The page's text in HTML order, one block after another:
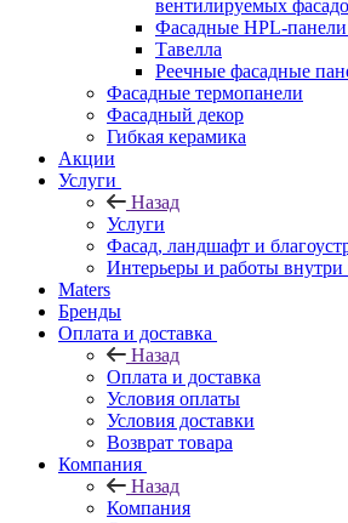
вентилируемых
Фасадные HPL-панели
Тавелла
Реечные фасадные
Фасадные термопанели
Фасадный декор
Гибкая керамика
Акции
Услуги
Назад
Услуги
Фасад, ландшафт и
Интерьеры и работы
Maters
Бренды
Оплата и доставка
Назад
Оплата и доставка
Условия оплаты
Условия доставки
Возврат товара
Компания
Назад
Компания